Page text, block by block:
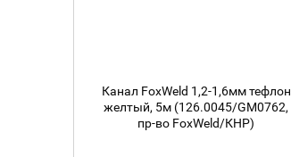
Канал FoxWeld 1,2-1,6мм тефлон
желтый, 5м (126.0045/GM0762,
пр-во FoxWeld/КНР)